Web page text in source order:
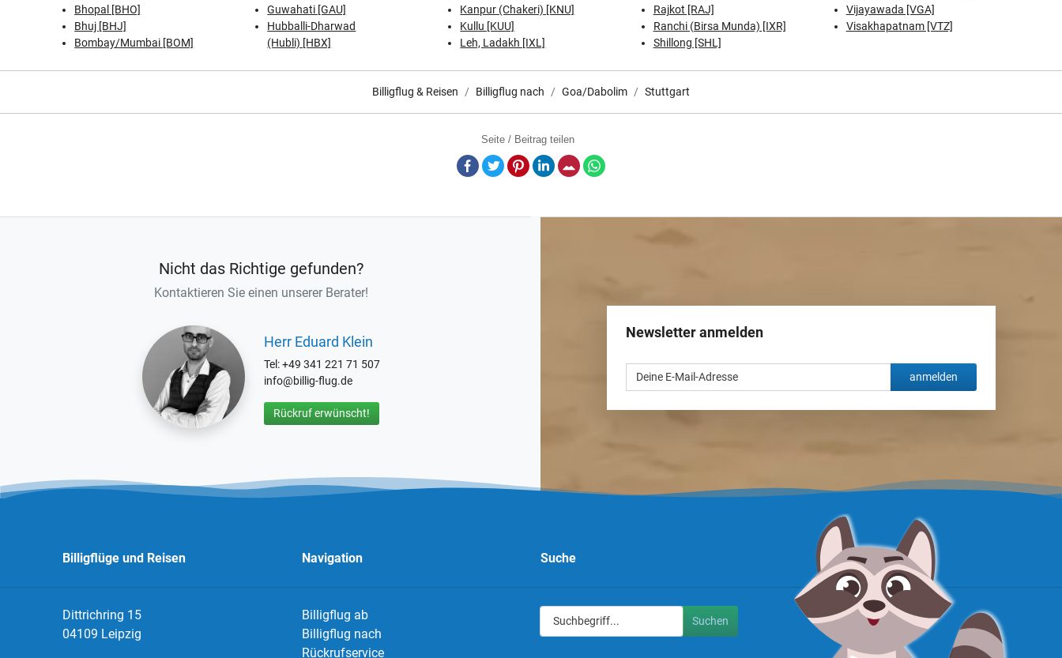
Bhopal [BHO]
Bhuj [BHJ]
Bombay/Mumbai [BOM]
Guwahati [GAU]
Hubballi-Dharwad
(Hubli) [HBX]
Kanpur (Chakeri) [KNU]
Kullu [KUU]
Leh, Ladakh [IXL]
Rajkot [RAJ]
Ranchi (Birsa Munda) [IXR]
Shillong [SHL]
Vijayawada [VGA]
Visakhapatnam [VTZ]
Billigflug & Reisen Billigflug nach Goa/Dabolim Stuttgart
Seite / Beitrag teilen
Facebook
TwitterPinterestLinkedInE-Mail
Nicht das Richtige gefunden?
Kontaktieren Sie einen unserer Berater!
Herr Eduard Klein
Tel: +49 341 221 71 507
info@billig-flug.de
Rückruf erwünscht!
Newsletter anmelden
anmelden
Billigflüge und Reisen
Dittrichring 15
04109 Leipzig
Navigation
Billigflug ab
Billigflug nach
Rückrufservice
Suche
Suchen